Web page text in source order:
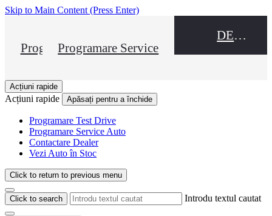
Skip to Main Content (Press Enter)
Programare Test Drive
Programare Service
DEALER NAME
Acțiuni rapide
Acțiuni rapide Apăsați pentru a închide
Programare Test Drive
Programare Service Auto
Contactare Dealer
Vezi Auto în Stoc
Click to return to previous menu
Click to search Introdu textul cautat